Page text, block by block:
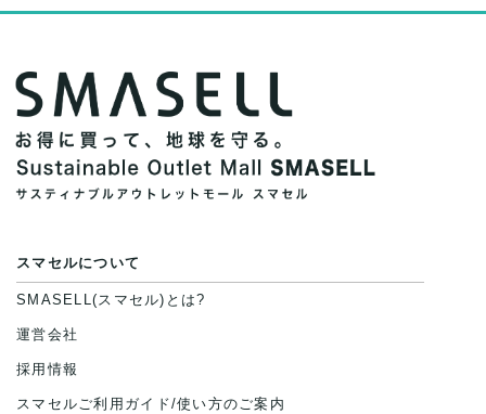
スマセルについて
SMASELL(スマセル)とは?
運営会社
採用情報
スマセルご利用ガイド/使い方のご案内